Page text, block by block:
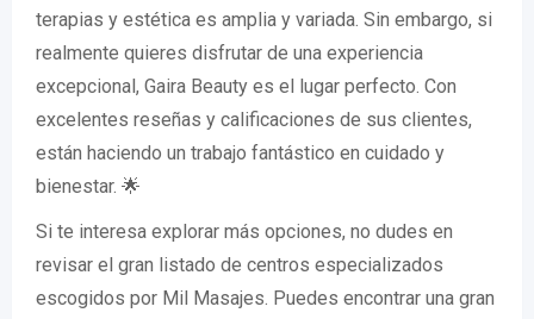
terapias y estética es amplia y variada. Sin embargo, si
realmente quieres disfrutar de una experiencia
excepcional, Gaira Beauty es el lugar perfecto. Con
excelentes reseñas y calificaciones de sus clientes,
están haciendo un trabajo fantástico en cuidado y
bienestar. 🌟
Si te interesa explorar más opciones, no dudes en
revisar el gran listado de centros especializados
escogidos por Mil Masajes. Puedes encontrar una gran